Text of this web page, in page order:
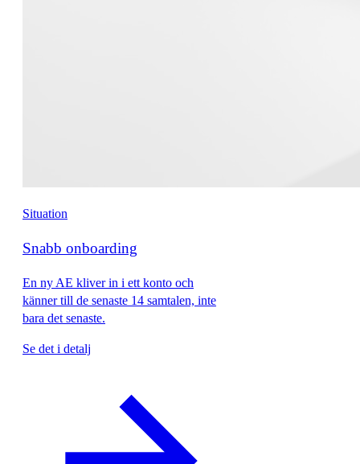
Situation
Snabb onboarding
En ny AE kliver in i ett konto och
känner till de senaste 14 samtalen, inte
bara det senaste.
Se det i detalj